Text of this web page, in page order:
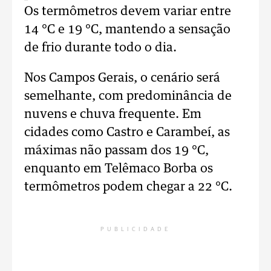
Os termômetros devem variar entre
14 °C e 19 °C, mantendo a sensação
de frio durante todo o dia.
Nos Campos Gerais, o cenário será
semelhante, com predominância de
nuvens e chuva frequente. Em
cidades como Castro e Carambeí, as
máximas não passam dos 19 °C,
enquanto em Telêmaco Borba os
termômetros podem chegar a 22 °C.
PUBLICIDADE